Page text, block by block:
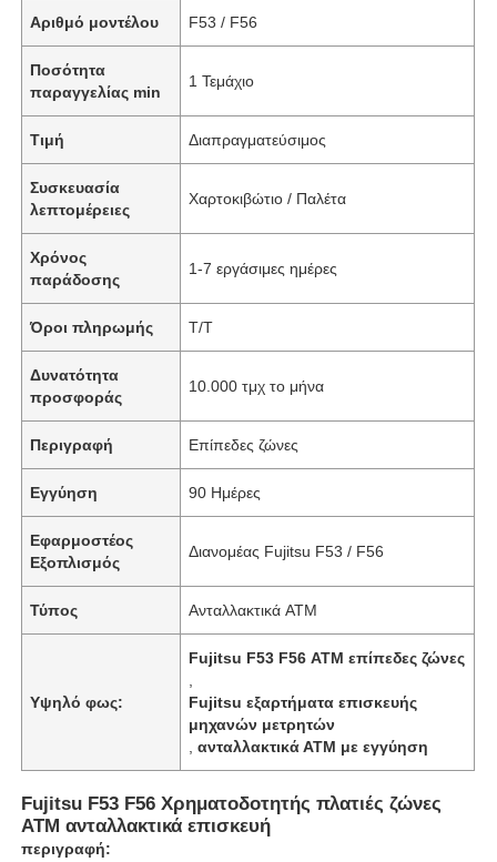
Αριθμό μοντέλου F53 / F56
Ποσότητα
παραγγελίας min
1 Τεμάχιο
Τιμή Διαπραγματεύσιμος
Συσκευασία
λεπτομέρειες
Χαρτοκιβώτιο / Παλέτα
Χρόνος
παράδοσης
1-7 εργάσιμες ημέρες
Όροι πληρωμής T/T
Δυνατότητα
προσφοράς
10.000 τμχ το μήνα
Περιγραφή Επίπεδες ζώνες
Εγγύηση 90 Ημέρες
Εφαρμοστέος
Εξοπλισμός
Διανομέας Fujitsu F53 / F56
Τύπος Ανταλλακτικά ATM
Υψηλό φως:
Fujitsu F53 F56 ΑΤΜ επίπεδες ζώνες
Fujitsu εξαρτήματα επισκευής
μηχανών μετρητών
,ανταλλακτικά ΑΤΜ με εγγύηση
Fujitsu F53 F56 Χρηματοδοτητής πλατιές ζώνες
ΑΤΜ ανταλλακτικά επισκευή
περιγραφή: